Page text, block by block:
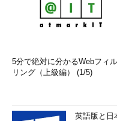
5分で絶対に分かるWebフィ
リング（上級編） (1/5)
英語版と日